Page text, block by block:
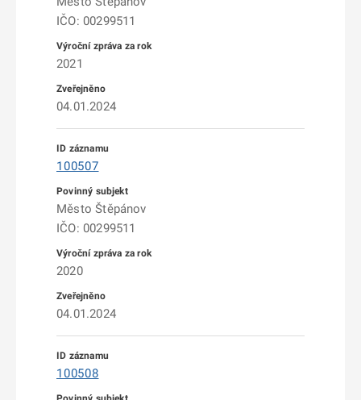
IČO: 00299511
2021
04.01.2024
100507
Město Štěpánov
IČO: 00299511
2020
04.01.2024
100508